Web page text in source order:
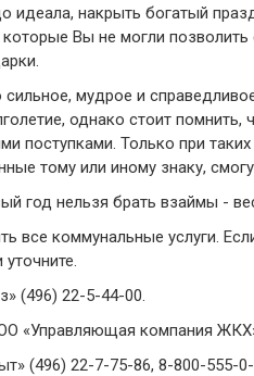
идеала, накрыть богатый
Вы не могли
мудрое и
однако стоит помнить,
поступками. Только при таких
тому или иному знаку,
год нельзя брать взаймы -
все коммунальные услуги.
(496) 22-5-44-00.
«Управляющая компания
(496) 22-7-75-86, 8-800-555-